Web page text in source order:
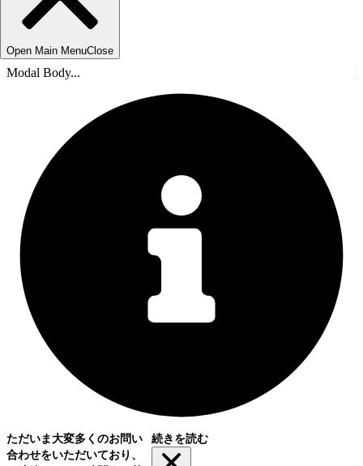
Open Main MenuClose
Modal Body...
ただいま大変多くのお問い
合わせをいただいており、
続きを読む